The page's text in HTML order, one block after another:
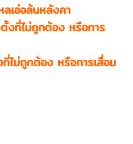
เอ่อล้นหลังคา
งที่ไม่ถูกต้อง หรือการ
ไม่ถูกต้อง หรือการเสื่อม